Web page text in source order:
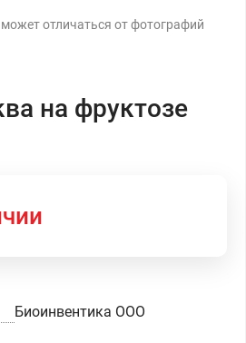
отличаться от фотографий
на фруктозе
Биоинвентика ООО